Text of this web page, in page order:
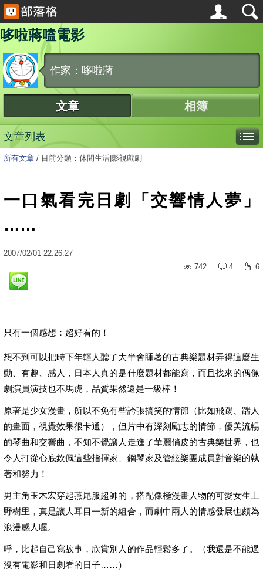
哆啦蔣嗑電影
作家：哆啦蔣
文章 相簿
文章列表
所有文章 / 目前分類：休閒生活|影視戲劇
一口氣看完日劇「交響情人夢」
……
2007/02/01 22:26:27
742
4 6
只有一個感想：超好看的！
想不到可以把時下年輕人聽了大半會睡著的古典樂題材弄得這麼生
動、有趣、感人，日本人真的是什麼題材都能寫，而且找來的偶像
劇演員演技也不馬虎，品質果然還是一級棒！
原著是少女漫畫，所以不免有些誇張搞笑的情節（比如飛踢、踹人
的畫面，視覺效果很卡通），但片中有深刻勵志的情節，優美流暢
的琴曲和交響曲，不知不覺讓人走進了華麗俏皮的古典樂世界，也
令人打從心底欽佩這些指揮家、鋼琴家及管絃樂團成員對音樂的執
著和努力！
男主角玉木宏穿起燕尾服超帥的，搭配像極漫畫人物的可愛女生上
野樹里，真是讓人耳目一新的組合，而劇中兩人的情感發展也頗為
浪漫感人喔。
呼，比起自己寫故事，欣賞別人的作品輕鬆多了。（我還是不能過
沒有電影和日劇看的日子……）